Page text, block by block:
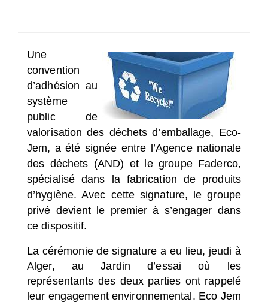
Une
convention
d’adhésion au
système
public de
valorisation des déchets d’emballage, Eco-
Jem, a été signée entre l’Agence nationale
des déchets (AND) et le groupe Faderco,
spécialisé dans la fabrication de produits
d’hygiène. Avec cette signature, le groupe
privé devient le premier à s’engager dans
ce dispositif.
La cérémonie de signature a eu lieu, jeudi à
Alger, au Jardin d’essai où les
représentants des deux parties ont rappelé
leur engagement environnemental. Eco Jem